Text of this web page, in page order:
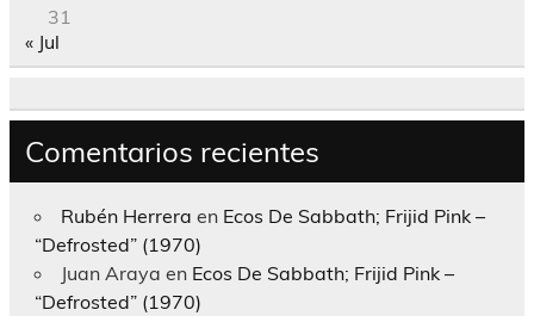
31
« Jul
Comentarios recientes
Rubén Herrera en Ecos De Sabbath; Frijid Pink –
“Defrosted” (1970)
Juan Araya en Ecos De Sabbath; Frijid Pink –
“Defrosted” (1970)